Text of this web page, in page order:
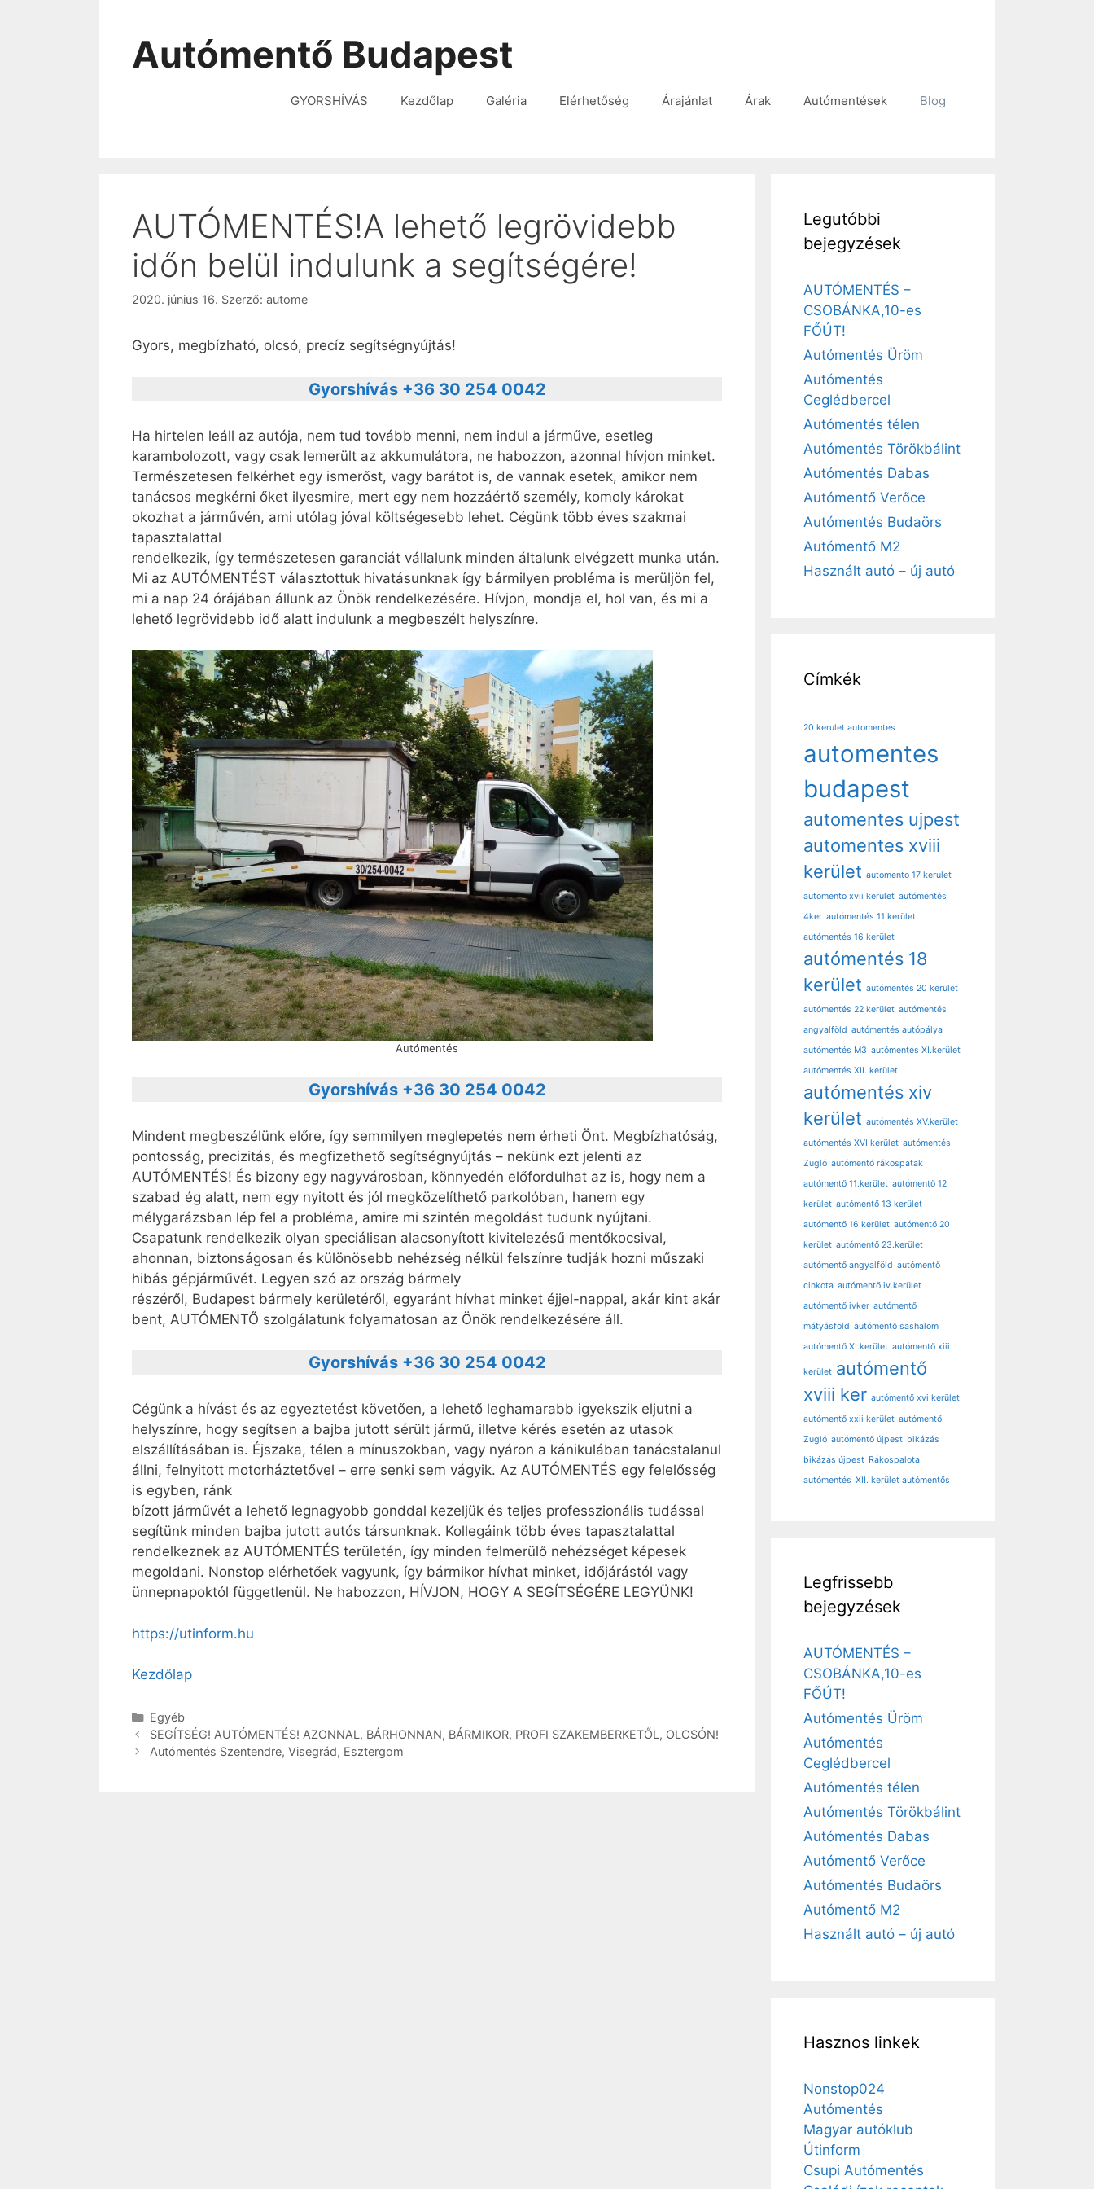
Autómentő Budapest
GYORSHÍVÁS Kezdőlap Galéria Elérhetőség Árajánlat Árak Autómentések Blog
AUTÓMENTÉS!A lehető legrövidebb
időn belül indulunk a segítségére!
2020. június 16. Szerző: autome
Gyors, megbízható, olcsó, precíz segítségnyújtás!
Gyorshívás +36 30 254 0042
Ha hirtelen leáll az autója, nem tud tovább menni, nem indul a járműve, esetleg
karambolozott, vagy csak lemerült az akkumulátora, ne habozzon, azonnal hívjon minket.
Természetesen felkérhet egy ismerőst, vagy barátot is, de vannak esetek, amikor nem
tanácsos megkérni őket ilyesmire, mert egy nem hozzáértő személy, komoly károkat
okozhat a járművén, ami utólag jóval költségesebb lehet. Cégünk több éves szakmai
tapasztalattal
rendelkezik, így természetesen garanciát vállalunk minden általunk elvégzett munka után.
Mi az AUTÓMENTÉST választottuk hivatásunknak így bármilyen probléma is merüljön fel,
mi a nap 24 órájában állunk az Önök rendelkezésére. Hívjon, mondja el, hol van, és mi a
lehető legrövidebb idő alatt indulunk a megbeszélt helyszínre.
Autómentés
Gyorshívás +36 30 254 0042
Mindent megbeszélünk előre, így semmilyen meglepetés nem érheti Önt. Megbízhatóság,
pontosság, precizitás, és megfizethető segítségnyújtás – nekünk ezt jelenti az
AUTÓMENTÉS! És bizony egy nagyvárosban, könnyedén előfordulhat az is, hogy nem a
szabad ég alatt, nem egy nyitott és jól megközelíthető parkolóban, hanem egy
mélygarázsban lép fel a probléma, amire mi szintén megoldást tudunk nyújtani.
Csapatunk rendelkezik olyan speciálisan alacsonyított kivitelezésű mentőkocsival,
ahonnan, biztonságosan és különösebb nehézség nélkül felszínre tudják hozni műszaki
hibás gépjárművét. Legyen szó az ország bármely
részéről, Budapest bármely kerületéről, egyaránt hívhat minket éjjel-nappal, akár kint akár
bent, AUTÓMENTŐ szolgálatunk folyamatosan az Önök rendelkezésére áll.
Gyorshívás +36 30 254 0042
Cégünk a hívást és az egyeztetést követően, a lehető leghamarabb igyekszik eljutni a
helyszínre, hogy segítsen a bajba jutott sérült jármű, illetve kérés esetén az utasok
elszállításában is. Éjszaka, télen a mínuszokban, vagy nyáron a kánikulában tanácstalanul
állni, felnyitott motorháztetővel – erre senki sem vágyik. Az AUTÓMENTÉS egy felelősség
is egyben, ránk
bízott járművét a lehető legnagyobb gonddal kezeljük és teljes professzionális tudással
segítünk minden bajba jutott autós társunknak. Kollegáink több éves tapasztalattal
rendelkeznek az AUTÓMENTÉS területén, így minden felmerülő nehézséget képesek
megoldani. Nonstop elérhetőek vagyunk, így bármikor hívhat minket, időjárástól vagy
ünnepnapoktól függetlenül. Ne habozzon, HÍVJON, HOGY A SEGÍTSÉGÉRE LEGYÜNK!
https://utinform.hu
Kezdőlap
Egyéb
SEGÍTSÉG! AUTÓMENTÉS! AZONNAL, BÁRHONNAN, BÁRMIKOR, PROFI SZAKEMBERKETŐL, OLCSÓN!
Autómentés Szentendre, Visegrád, Esztergom
Legutóbbi
bejegyzések
AUTÓMENTÉS –
CSOBÁNKA,10-es
FŐÚT!
Autómentés Üröm
Autómentés
Ceglédbercel
Autómentés télen
Autómentés Törökbálint
Autómentés Dabas
Autómentő Verőce
Autómentés Budaörs
Autómentő M2
Használt autó – új autó
Címkék
20 kerulet automentes
automentes
budapest
automentes ujpest
automentes xviii
kerület automento 17 kerulet
automento xvii kerulet autómentés
4ker autómentés 11.kerület
autómentés 16 kerület
autómentés 18
kerület autómentés 20 kerület
autómentés 22 kerület autómentés
angyalföld autómentés autópálya
autómentés M3 autómentés XI.kerület
autómentés XII. kerület
autómentés xiv
kerület autómentés XV.kerület
autómentés XVI kerület autómentés
Zugló autómentó rákospatak
autómentő 11.kerület autómentő 12
kerület autómentő 13 kerület
autómentő 16 kerület autómentő 20
kerület autómentő 23.kerület
autómentő angyalföld autómentő
cinkota autómentő iv.kerület
autómentő ivker autómentő
mátyásföld autómentő sashalom
autómentő XI.kerület autómentő xiii
kerület autómentő
xviii ker autómentő xvi kerület
autómentő xxii kerület autómentő
Zugló autómentő újpest bikázás
bikázás újpest Rákospalota
autómentés XII. kerület autómentős
Legfrissebb
bejegyzések
AUTÓMENTÉS –
CSOBÁNKA,10-es
FŐÚT!
Autómentés Üröm
Autómentés
Ceglédbercel
Autómentés télen
Autómentés Törökbálint
Autómentés Dabas
Autómentő Verőce
Autómentés Budaörs
Autómentő M2
Használt autó – új autó
Hasznos linkek
Nonstop024
Autómentés
Magyar autóklub
Útinform
Csupi Autómentés